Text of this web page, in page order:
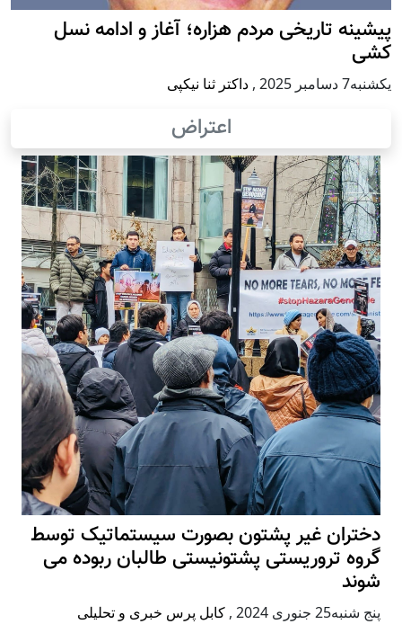
پيشينه تاريخی مردم هزاره؛ آغاز و ادامه نسل
کشی
يكشنبه7 دسامبر 2025 , داکتر ثنا نیکپی
اعتراض
دختران غیر پشتون بصورت سیستماتیک توسط
گروه تروریستی پشتونیستی طالبان ربوده می
شوند
پنج شنبه25 جنوری 2024 , کابل پرس خبری و تحلیلی